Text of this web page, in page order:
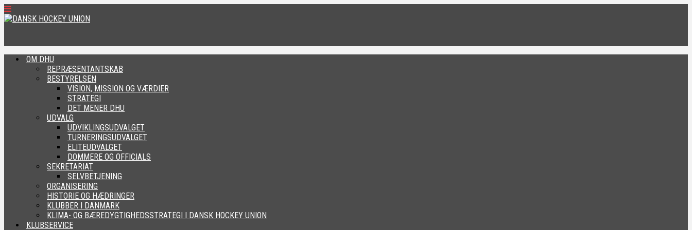
OM DHU
REPRÆSENTANTSKAB
BESTYRELSEN
VISION, MISSION OG VÆRDIER
STRATEGI
DET MENER DHU
UDVALG
UDVIKLINGSUDVALGET
TURNERINGSUDVALGET
ELITEUDVALGET
DOMMERE OG OFFICIALS
SEKRETARIAT
SELVBETJENING
ORGANISERING
HISTORIE OG HÆDRINGER
KLUBBER I DANMARK
KLIMA- OG BÆREDYGTIGHEDSSTRATEGI I DANSK HOCKEY UNION
KLUBSERVICE